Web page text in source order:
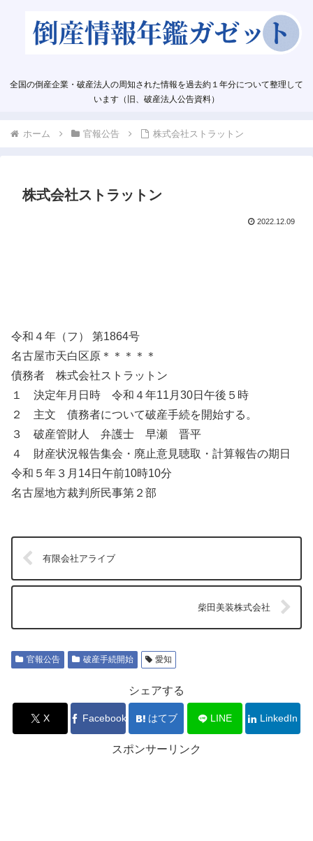
全国の倒産企業・破産法人の周知された情報を過去約１年分について整理して
います（旧、破産法人公告資料）
ホーム 官報公告 株式会社ストラットン
株式会社ストラットン
2022.12.09
令和４年（フ） 第1864号
名古屋市天白区原＊＊＊＊＊
債務者 株式会社ストラットン
１ 決定年月日時 令和４年11月30日午後５時
２ 主文 債務者について破産手続を開始する。
３ 破産管財人 弁護士 早瀬 晋平
４ 財産状況報告集会・廃止意見聴取・計算報告の期日
令和５年３月14日午前10時10分
名古屋地方裁判所民事第２部
有限会社アライブ
柴田美装株式会社
官報公告 破産手続開始 愛知
シェアする
X Facebook はてブ LINE LinkedIn
スポンサーリンク